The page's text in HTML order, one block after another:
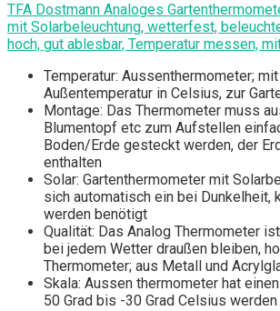
TFA Dostmann Analoges
mit Solarbeleuchtung, wetterfest,
hoch, gut ablesbar, Temperatur messen,
Temperatur: Aussenthermometer;
Außentemperatur in Celsius, zur
Montage: Das Thermometer muss
Blumentopf etc zum Aufstellen
Boden/Erde gesteckt werden, der
enthalten
Solar: Gartenthermometer mit
sich automatisch ein bei Dunkelheit,
werden benötigt
Qualität: Das Analog Thermometer
bei jedem Wetter draußen bleiben,
Thermometer; aus Metall und
Skala: Aussen thermometer hat
50 Grad bis -30 Grad Celsius